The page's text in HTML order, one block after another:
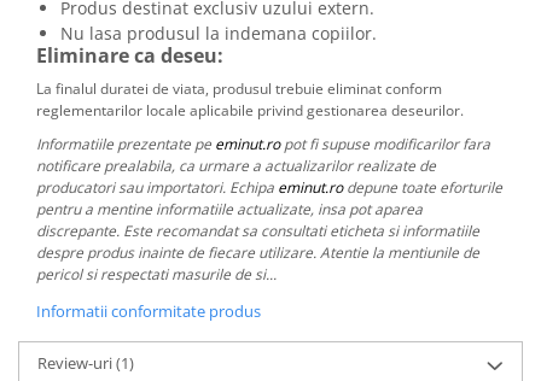
Produs destinat exclusiv uzului extern.
Nu lasa produsul la indemana copiilor.
Eliminare ca deseu:
La finalul duratei de viata, produsul trebuie eliminat conform
reglementarilor locale aplicabile privind gestionarea deseurilor.
Informatiile prezentate pe eminut.ropot fi supuse modificarilor fara
notificare prealabila, ca urmare a actualizarilor realizate de
producatori sau importatori. Echipa eminut.rodepune toate eforturile
pentru a mentine informatiile actualizate, insa pot aparea
discrepante. Este recomandat sa consultati eticheta si informatiile
despre produs inainte de fiecare utilizare. Atentie la mentiunile de
pericol si respectati masurile de si...
Informatii conformitate produs
Review-uri(1)